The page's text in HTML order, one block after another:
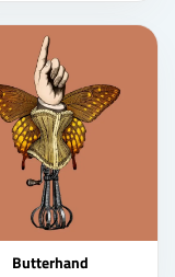
Butterhand